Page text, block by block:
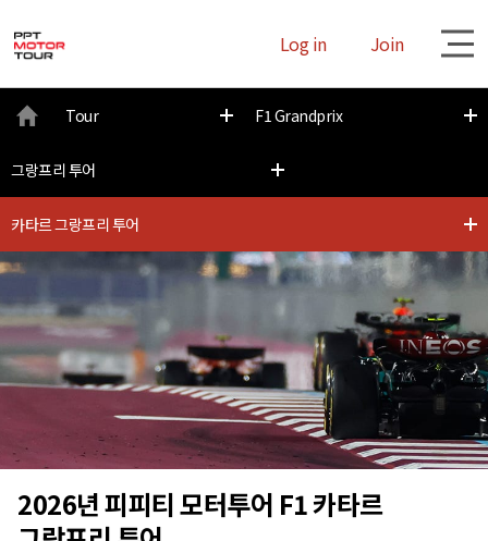
대
메
뉴
Log in Join
Tour F1 Grandprix
그랑프리 투어
카타르 그랑프리 투어
2026년 피피티 모터투어 F1 카타르